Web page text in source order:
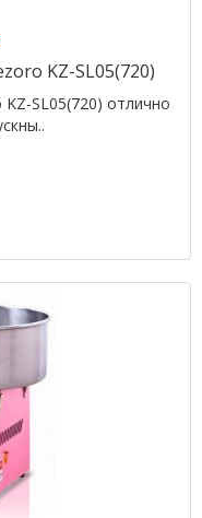
KZ-SL05(720)
SL05(720) отлично